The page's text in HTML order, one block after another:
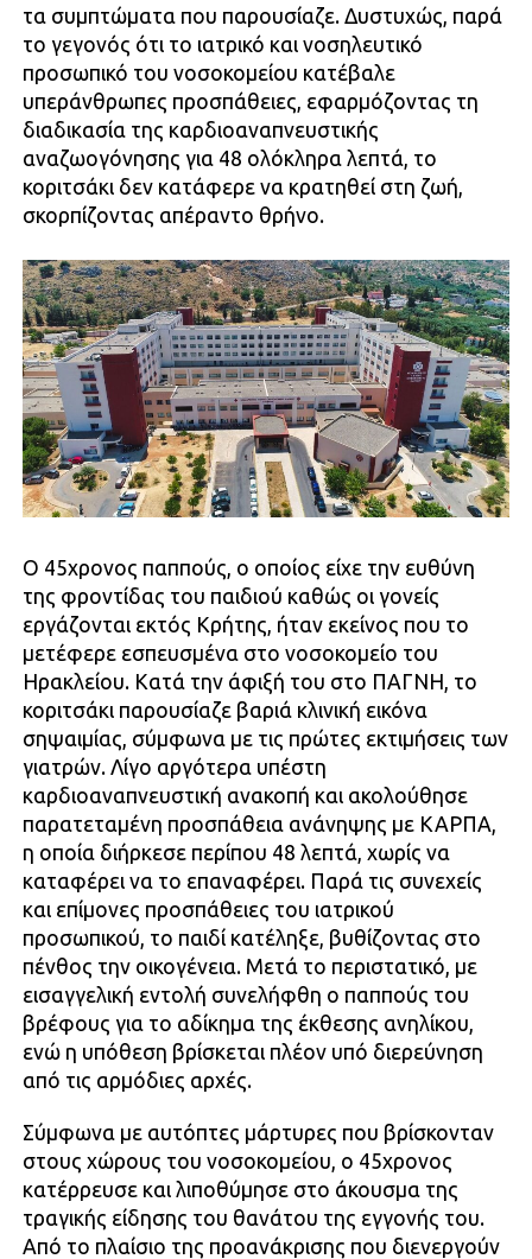
τα συμπτώματα που παρουσίαζε. Δυστυχώς, παρά
το γεγονός ότι το ιατρικό και νοσηλευτικό
προσωπικό του νοσοκομείου κατέβαλε
υπεράνθρωπες προσπάθειες, εφαρμόζοντας τη
διαδικασία της καρδιοαναπνευστικής
αναζωογόνησης για 48 ολόκληρα λεπτά, το
κοριτσάκι δεν κατάφερε να κρατηθεί στη ζωή,
σκορπίζοντας απέραντο θρήνο.
Ο 45χρονος παππούς, ο οποίος είχε την ευθύνη
της φροντίδας του παιδιού καθώς οι γονείς
εργάζονται εκτός Κρήτης, ήταν εκείνος που το
μετέφερε εσπευσμένα στο νοσοκομείο του
Ηρακλείου. Κατά την άφιξή του στο ΠΑΓΝΗ, το
κοριτσάκι παρουσίαζε βαριά κλινική εικόνα
σηψαιμίας, σύμφωνα με τις πρώτες εκτιμήσεις των
γιατρών. Λίγο αργότερα υπέστη
καρδιοαναπνευστική ανακοπή και ακολούθησε
παρατεταμένη προσπάθεια ανάνηψης με ΚΑΡΠΑ,
η οποία διήρκεσε περίπου 48 λεπτά, χωρίς να
καταφέρει να το επαναφέρει. Παρά τις συνεχείς
και επίμονες προσπάθειες του ιατρικού
προσωπικού, το παιδί κατέληξε, βυθίζοντας στο
πένθος την οικογένεια. Μετά το περιστατικό, με
εισαγγελική εντολή συνελήφθη ο παππούς του
βρέφους για το αδίκημα της έκθεσης ανηλίκου,
ενώ η υπόθεση βρίσκεται πλέον υπό διερεύνηση
από τις αρμόδιες αρχές.
Σύμφωνα με αυτόπτες μάρτυρες που βρίσκονταν
στους χώρους του νοσοκομείου, ο 45χρονος
κατέρρευσε και λιποθύμησε στο άκουσμα της
τραγικής είδησης του θανάτου της εγγονής του.
Από το πλαίσιο της προανάκρισης που διενεργούν